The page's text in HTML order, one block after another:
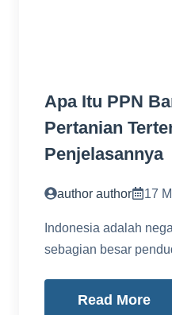
Apa Itu PPN
Pertanian
Penjelasannya
author author 17
Indonesia adalah
sebagian besar
Read More